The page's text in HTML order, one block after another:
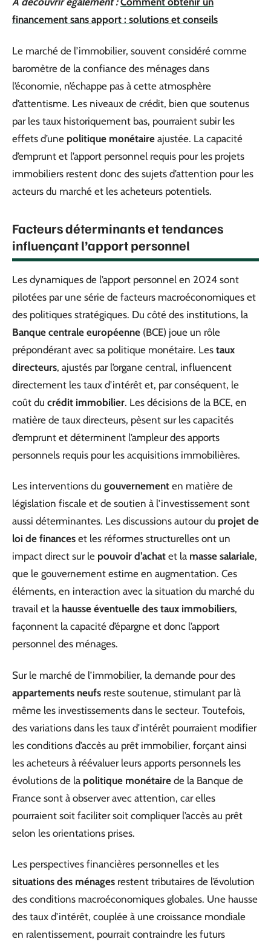
financement sans apport : solutions et conseils
Le marché de l’immobilier, souvent considéré comme
baromètre de la confiance des ménages dans
l’économie, n’échappe pas à cette atmosphère
d’attentisme. Les niveaux de crédit, bien que soutenus
par les taux historiquement bas, pourraient subir les
effets d’une politique monétaire ajustée. La capacité
d’emprunt et l’apport personnel requis pour les projets
immobiliers restent donc des sujets d’attention pour les
acteurs du marché et les acheteurs potentiels.
Facteurs déterminants et tendances
influençant l’apport personnel
Les dynamiques de l’apport personnel en 2024 sont
pilotées par une série de facteurs macroéconomiques et
des politiques stratégiques. Du côté des institutions, la
Banque centrale européenne (BCE) joue un rôle
prépondérant avec sa politique monétaire. Les taux
directeurs, ajustés par l’organe central, influencent
directement les taux d’intérêt et, par conséquent, le
coût du crédit immobilier. Les décisions de la BCE, en
matière de taux directeurs, pèsent sur les capacités
d’emprunt et déterminent l’ampleur des apports
personnels requis pour les acquisitions immobilières.
Les interventions du gouvernement en matière de
législation fiscale et de soutien à l’investissement sont
aussi déterminantes. Les discussions autour du projet de
loi de finances et les réformes structurelles ont un
impact direct sur le pouvoir d’achat et la masse salariale,
que le gouvernement estime en augmentation. Ces
éléments, en interaction avec la situation du marché du
travail et la hausse éventuelle des taux immobiliers,
façonnent la capacité d’épargne et donc l’apport
personnel des ménages.
Sur le marché de l’immobilier, la demande pour des
appartements neufs reste soutenue, stimulant par là
même les investissements dans le secteur. Toutefois,
des variations dans les taux d’intérêt pourraient modifier
les conditions d’accès au prêt immobilier, forçant ainsi
les acheteurs à réévaluer leurs apports personnels les
évolutions de la politique monétaire de la Banque de
France sont à observer avec attention, car elles
pourraient soit faciliter soit compliquer l’accès au prêt
selon les orientations prises.
Les perspectives financières personnelles et les
situations des ménages restent tributaires de l’évolution
des conditions macroéconomiques globales. Une hausse
des taux d’intérêt, couplée à une croissance mondiale
en ralentissement, pourrait contraindre les futurs